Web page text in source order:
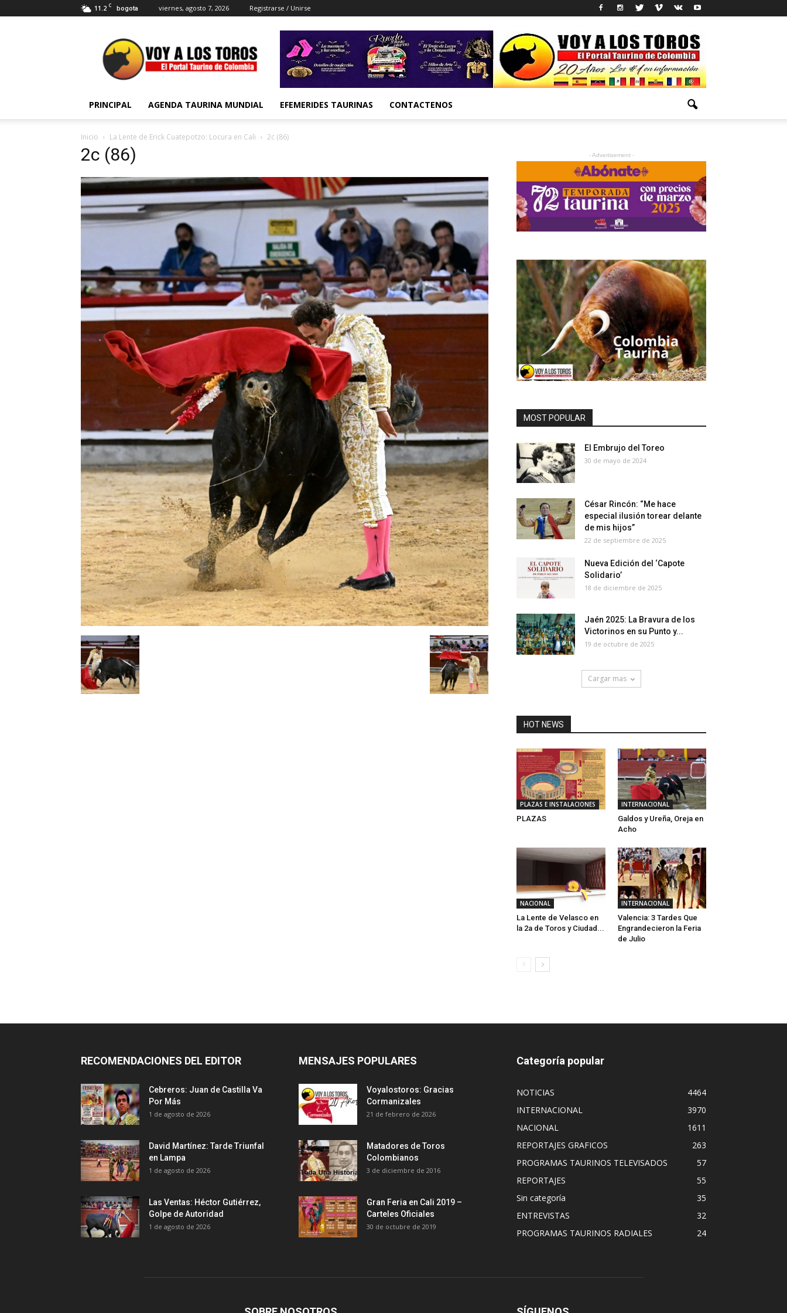
11.2 C bogota viernes, agosto 7, 2026 Registrarse / Unirse
Voy
a
Los
Toros
PRINCIPAL AGENDA TAURINA MUNDIAL EFEMERIDES TAURINAS CONTACTENOS
Inicio La Lente de Erick Cuatepotzo: Locura en Cali 2c (86)
2c (86) - Advertisement -
MOST POPULAR
El Embrujo del Toreo
30 de mayo de 2024
César Rincón: “Me hace
especial ilusión torear delante
de mis hijos”
22 de septiembre de 2025
Nueva Edición del ‘Capote
Solidario’
18 de diciembre de 2025
Jaén 2025: La Bravura de los
Victorinos en su Punto y...
19 de octubre de 2025
Cargar mas
HOT NEWS
PLAZAS E INSTALACIONES
PLAZAS
INTERNACIONAL
Galdos y Ureña, Oreja en
Acho
NACIONAL
La Lente de Velasco en
la 2a de Toros y Ciudad...
INTERNACIONAL
Valencia: 3 Tardes Que
Engrandecieron la Feria
de Julio
RECOMENDACIONES DEL EDITOR
Cebreros: Juan de Castilla Va
Por Más
1 de agosto de 2026
David Martínez: Tarde Triunfal
en Lampa
1 de agosto de 2026
Las Ventas: Héctor Gutiérrez,
Golpe de Autoridad
1 de agosto de 2026
MENSAJES POPULARES
Voyalostoros: Gracias
Cormanizales
21 de febrero de 2026
Matadores de Toros
Colombianos
3 de diciembre de 2016
Gran Feria en Cali 2019 –
Carteles Oficiales
30 de octubre de 2019
Categoría popular
NOTICIAS
4464
INTERNACIONAL
3970
NACIONAL
1611
REPORTAJES GRAFICOS
263
PROGRAMAS TAURINOS TELEVISADOS
57
REPORTAJES
55
Sin categoría
35
ENTREVISTAS
32
PROGRAMAS TAURINOS RADIALES
24